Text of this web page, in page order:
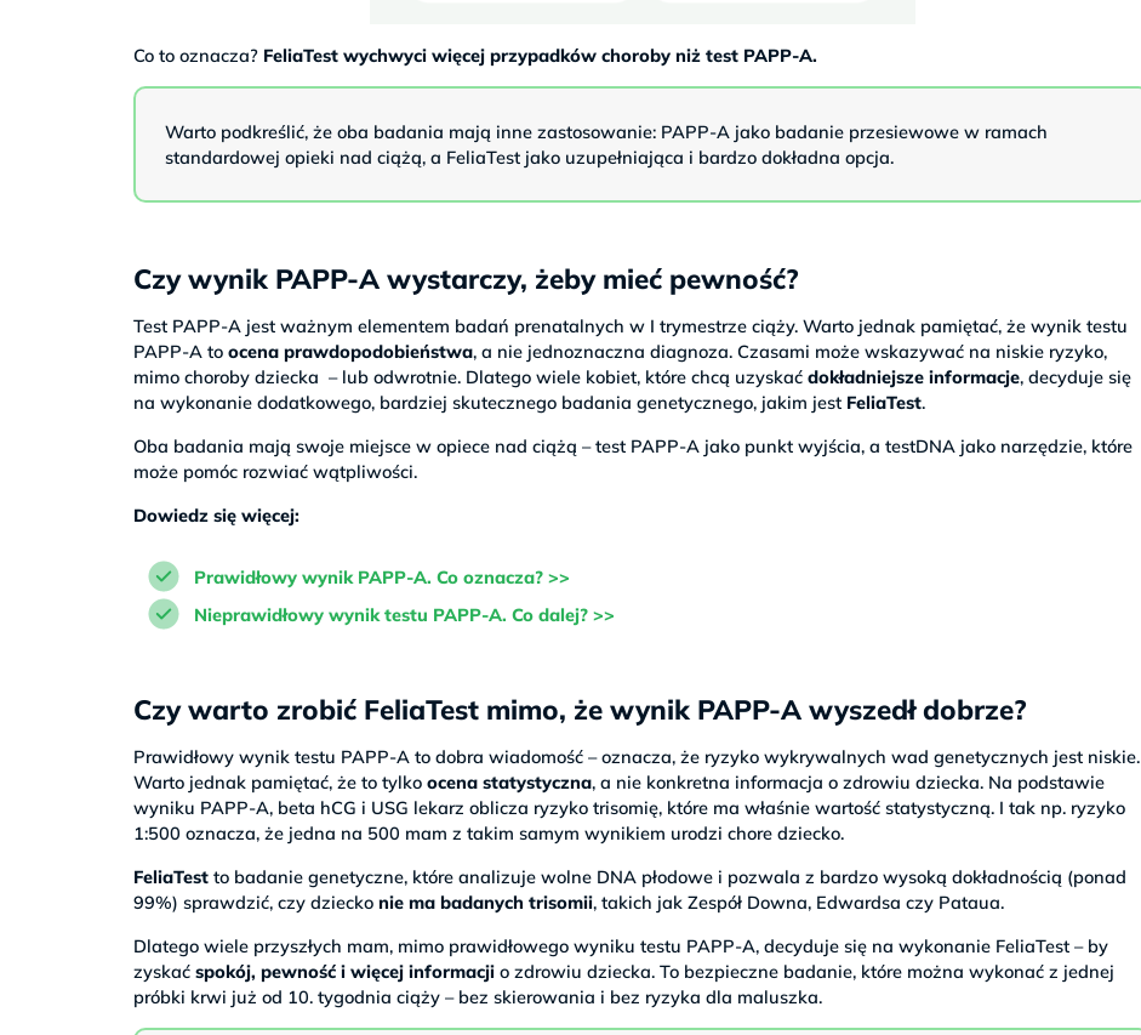
Co to oznacza? FeliaTest wychwyci więcej przypadków choroby niż test PAPP-A.
Warto podkreślić, że oba badania mają inne zastosowanie: PAPP-A jako badanie przesiewowe w ramach
standardowej opieki nad ciążą, a FeliaTest jako uzupełniająca i bardzo dokładna opcja.
Czy wynik PAPP-A wystarczy, żeby mieć pewność?
Test PAPP-A jest ważnym elementem badań prenatalnych w I trymestrze ciąży. Warto jednak pamiętać, że wynik testu
PAPP-A toocena prawdopodobieństwa, a nie jednoznaczna diagnoza. Czasami może wskazywać na niskie ryzyko,
mimo choroby dziecka – lub odwrotnie. Dlatego wiele kobiet, które chcą uzyskaćdokładniejsze informacje, decyduje się
na wykonanie dodatkowego, bardziej skutecznego badania genetycznego, jakim jest FeliaTest.
Oba badania mają swoje miejsce w opiece nad ciążą – test PAPP-A jako punkt wyjścia, a testDNA jako narzędzie, które
może pomóc rozwiać wątpliwości.
Dowiedz się więcej:
Prawidłowy wynik PAPP-A. Co oznacza? >>
Nieprawidłowy wynik testu PAPP-A. Co dalej? >>
Czy warto zrobić FeliaTest mimo, że wynik PAPP-A wyszedł dobrze?
Prawidłowy wynik testu PAPP-A to dobra wiadomość – oznacza, że ryzyko wykrywalnych wad genetycznych jest niskie.
Warto jednak pamiętać, że to tylkoocena statystyczna, a nie konkretna informacja o zdrowiu dziecka. Na podstawie
wyniku PAPP-A, beta hCG i USG lekarz oblicza ryzyko trisomię, które ma właśnie wartość statystyczną. I tak np. ryzyko
1:500 oznacza, że jedna na 500 mam z takim samym wynikiem urodzi chore dziecko.
FeliaTest to badanie genetyczne, które analizuje wolne DNA płodowe i pozwala z bardzo wysoką dokładnością (ponad
99%) sprawdzić, czy dzieckonie ma badanych trisomii, takich jak Zespół Downa, Edwardsa czy Pataua.
Dlatego wiele przyszłych mam, mimo prawidłowego wyniku testu PAPP-A, decyduje się na wykonanie FeliaTest – by
zyskaćspokój, pewność i więcej informacji o zdrowiu dziecka. To bezpieczne badanie, które można wykonać z jednej
próbki krwi już od 10. tygodnia ciąży – bez skierowania i bez ryzyka dla maluszka.